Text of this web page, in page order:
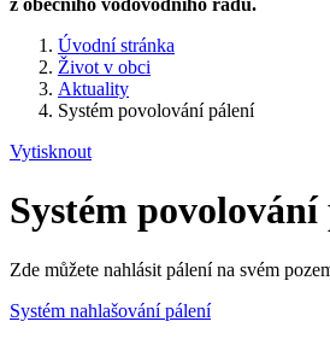
z obecního vodovodního řadu.
Úvodní stránka
Život v obci
Aktuality
Systém povolování pálení
Vytisknout
Systém
Zde můžete nahlásit pálení na svém
Systém nahlašování pálení